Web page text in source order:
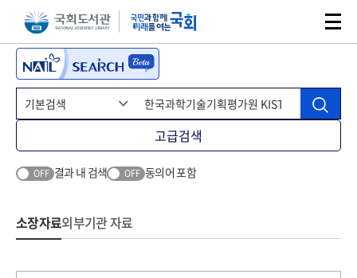
본문 바로가기주메뉴 바로가기
고급검색
OFF 결과 내 검색 OFF 동의어 포함
소장자료외부기관 자료